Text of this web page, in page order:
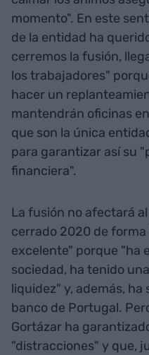
momento". En este
de la entidad ha
cerremos la fusión,
los trabajadores"
hacer un
mantendrán oficinas
que son la única
para garantizar así su
financiera".
La fusión no afectará
cerrado 2020 de
excelente" porque "ha
sociedad, ha tenido
liquidez" y, además,
banco de Portugal.
Gortázar ha
"distracciones" y que,